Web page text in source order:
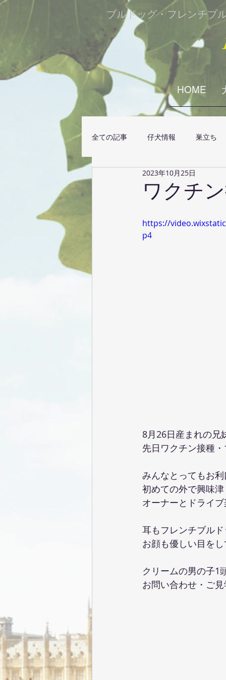
ブルドッグ・フレンチブ
HOME
全ての記事 仔犬情報 巣立ち
ワクチ
2023年10月25日
https://
p4
8月26日産まれの兄
先日ワクチン接種
みんなとってもお
初めての外で興味
オーナーとドライ
耳もフレンチブル
お顔も優しい目を
クリームの男の子1
お問い合わせ・ご